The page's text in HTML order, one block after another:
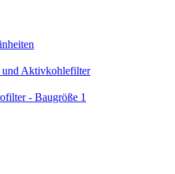
und Aktivkohlefilter
- Baugröße 1